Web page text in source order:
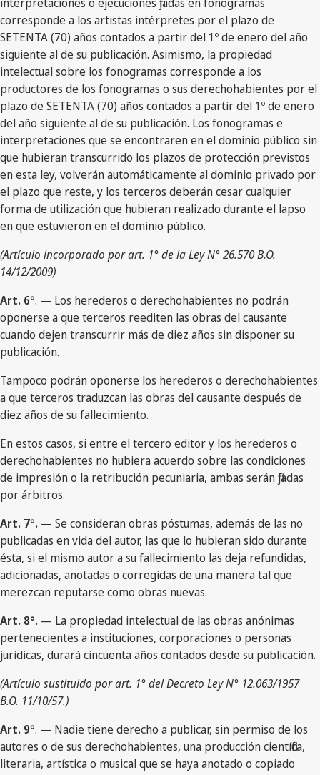
corresponde a los artistas intérpretes por el plazo de
SETENTA (70) años contados a partir del 1º de enero del año
siguiente al de su publicación. Asimismo, la propiedad
intelectual sobre los fonogramas corresponde a los
productores de los fonogramas o sus derechohabientes por el
plazo de SETENTA (70) años contados a partir del 1º de enero
del año siguiente al de su publicación. Los fonogramas e
interpretaciones que se encontraren en el dominio público sin
que hubieran transcurrido los plazos de protección previstos
en esta ley, volverán automáticamente al dominio privado por
el plazo que reste, y los terceros deberán cesar cualquier
forma de utilización que hubieran realizado durante el lapso
en que estuvieron en el dominio público.
(Artículo incorporado por art. 1° de la Ley N° 26.570 B.O.
14/12/2009)
Art. 6°. — Los herederos o derechohabientes no podrán
oponerse a que terceros reediten las obras del causante
cuando dejen transcurrir más de diez años sin disponer su
publicación.
Tampoco podrán oponerse los herederos o derechohabientes
a que terceros traduzcan las obras del causante después de
diez años de su fallecimiento.
En estos casos, si entre el tercero editor y los herederos o
derechohabientes no hubiera acuerdo sobre las condiciones
de impresión o la retribución pecuniaria, ambas serán fijadas
por árbitros.
Art. 7°. — Se consideran obras póstumas, además de las no
publicadas en vida del autor, las que lo hubieran sido durante
ésta, si el mismo autor a su fallecimiento las deja refundidas,
adicionadas, anotadas o corregidas de una manera tal que
merezcan reputarse como obras nuevas.
Art. 8°. — La propiedad intelectual de las obras anónimas
pertenecientes a instituciones, corporaciones o personas
jurídicas, durará cincuenta años contados desde su publicación.
(Artículo sustituido por art. 1° del Decreto Ley N° 12.063/1957
B.O. 11/10/57.)
Art. 9°. — Nadie tiene derecho a publicar, sin permiso de los
autores o de sus derechohabientes, una producción científica,
literaria, artística o musical que se haya anotado o copiado